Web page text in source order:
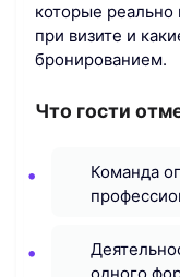
которые реально
при визите и
бронированием.
Что гости
Команда